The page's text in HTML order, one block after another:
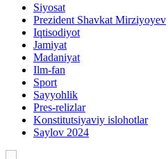
Siyosat
Prezident Shavkat Mirziyoyev
Iqtisodiyot
Jamiyat
Madaniyat
Ilm-fan
Sport
Sayyohlik
Pres-relizlar
Konstitutsiyaviy islohotlar
Saylov 2024